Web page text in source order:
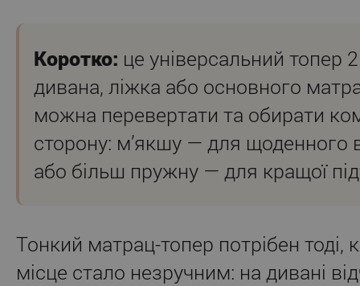
Коротко: це універсальний топер
дивана, ліжка або основного
можна перевертати та обирати
сторону: м’якшу — для щоденного
або більш пружну — для кращої
Тонкий матрац-топер потрібен тоді,
місце стало незручним: на дивані